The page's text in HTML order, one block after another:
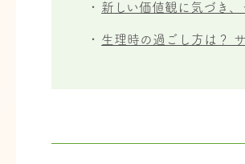
新しい価値観に気づき
生理時の過ごし方は？